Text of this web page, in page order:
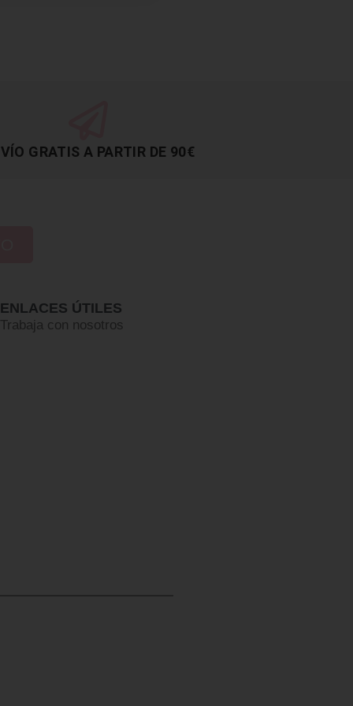
GRATIS A PARTIR DE 90€
ENLACES ÚTILES
Trabaja con nosotros